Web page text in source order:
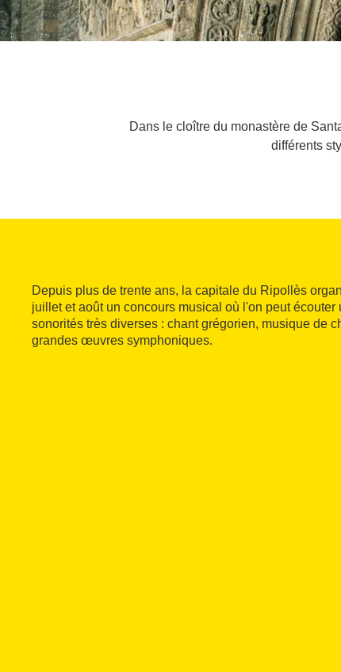
Dans le cloître du monastère de
différents
Depuis plus de trente ans, la capitale du Ripollès
juillet et août un concours musical où l'on peut écouter
sonorités très diverses : chant grégorien, musique de
grandes œuvres symphoniques.